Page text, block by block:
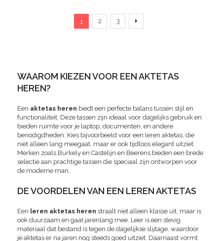
Pagina
U lees momenteel pagina
1 2
Pagina
3 Verder
WAAROM KIEZEN VOOR EEN AKTETAS
HEREN?
Een aktetas heren biedt een perfecte balans tussen stijl en
functionaliteit. Deze tassen zijn ideaal voor dagelijks gebruik en
bieden ruimte voor je laptop, documenten, en andere
benodigdheden. Kies bijvoorbeeld voor een leren aktetas, die
niet alleen lang meegaat, maar er ook tijdloos elegant uitziet.
Merken zoals Burkely en Castelijn en Beerens bieden een brede
selectie aan prachtige tassen die speciaal zijn ontworpen voor
de moderne man.
DE VOORDELEN VAN EEN LEREN AKTETAS
Een leren aktetas heren straalt niet alleen klasse uit, maar is
ook duurzaam en gaat jarenlang mee. Leer is een stevig
materiaal dat bestand is tegen de dagelijkse slijtage, waardoor
je aktetas er na jaren nog steeds goed uitziet. Daarnaast vormt